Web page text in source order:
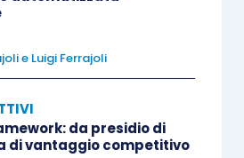
parziale;
pari importo ovvero di sedici
se lesomme dovute sono
e Luigi Ferrajoli
da presidio di
di vantaggio competitivo